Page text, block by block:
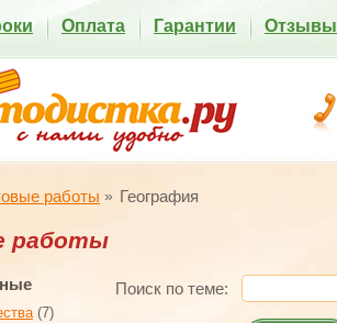
Оплата Гарантии Отзывы
работы География
работы
(7)
Поиск по теме: